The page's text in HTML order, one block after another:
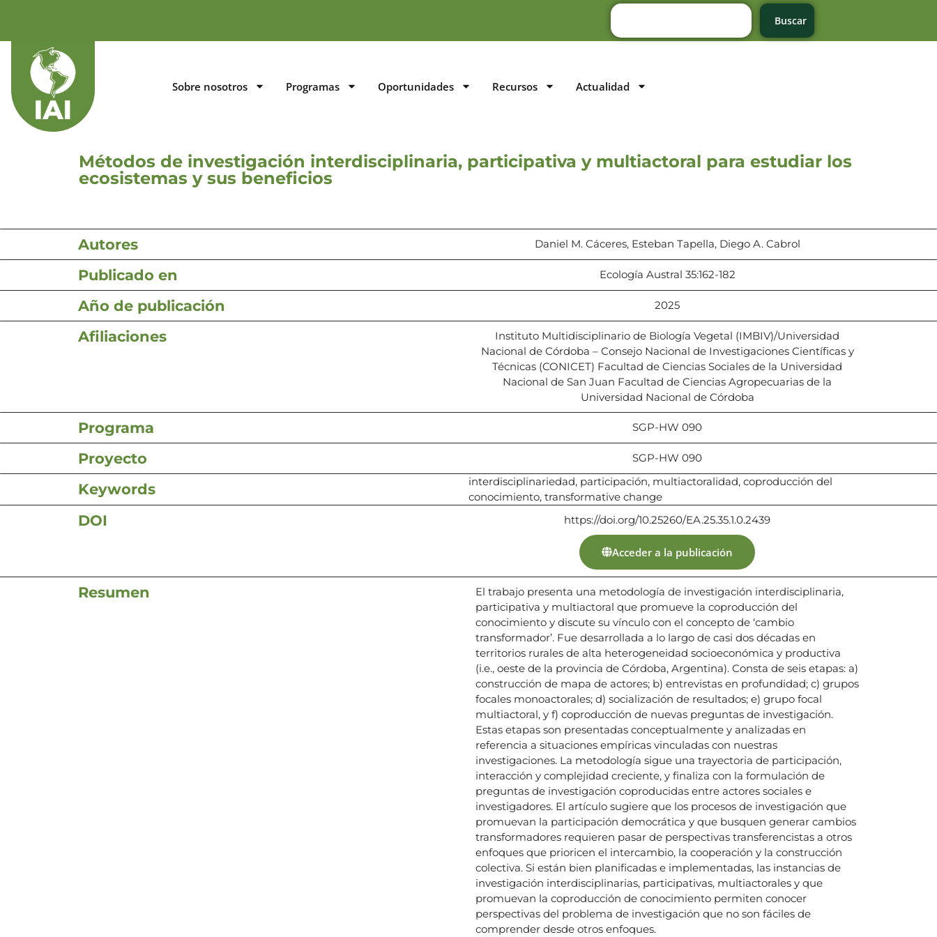
Buscar
Sobre nosotros Programas Oportunidades Recursos Actualidad
Métodos de investigación interdisciplinaria, participativa y multiactoral para estudiar los
ecosistemas y sus beneficios
Autores Daniel M. Cáceres, Esteban Tapella, Diego A. Cabrol
Publicado en Ecología Austral 35:162-182
Año de publicación 2025
Afiliaciones
Instituto Multidisciplinario de Biología Vegetal (IMBIV)/Universidad
Nacional de Córdoba – Consejo Nacional de Investigaciones Científicas y
Técnicas (CONICET) Facultad de Ciencias Sociales de la Universidad
Nacional de San Juan Facultad de Ciencias Agropecuarias de la
Universidad Nacional de Córdoba
Programa SGP-HW 090
Proyecto SGP-HW 090
Keywords
interdisciplinariedad, participación, multiactoralidad, coproducción del
conocimiento, transformative change
DOI https://doi.org/10.25260/EA.25.35.1.0.2439
Acceder a la publicación
Resumen
El trabajo presenta una metodología de investigación interdisciplinaria,
participativa y multiactoral que promueve la coproducción del
conocimiento y discute su vínculo con el concepto de ‘cambio
transformador’. Fue desarrollada a lo largo de casi dos décadas en
territorios rurales de alta heterogeneidad socioeconómica y productiva
(i.e., oeste de la provincia de Córdoba, Argentina). Consta de seis etapas: a)
construcción de mapa de actores; b) entrevistas en profundidad; c) grupos
focales monoactorales; d) socialización de resultados; e) grupo focal
multiactoral, y f) coproducción de nuevas preguntas de investigación.
Estas etapas son presentadas conceptualmente y analizadas en
referencia a situaciones empíricas vinculadas con nuestras
investigaciones. La metodología sigue una trayectoria de participación,
interacción y complejidad creciente, y finaliza con la formulación de
preguntas de investigación coproducidas entre actores sociales e
investigadores. El artículo sugiere que los procesos de investigación que
promuevan la participación democrática y que busquen generar cambios
transformadores requieren pasar de perspectivas transferencistas a otros
enfoques que prioricen el intercambio, la cooperación y la construcción
colectiva. Si están bien planificadas e implementadas, las instancias de
investigación interdisciplinarias, participativas, multiactorales y que
promuevan la coproducción de conocimiento permiten conocer
perspectivas del problema de investigación que no son fáciles de
comprender desde otros enfoques.